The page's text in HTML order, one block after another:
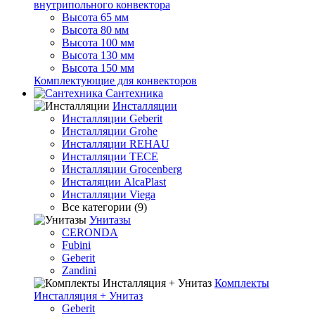
внутрипольного конвектора
Высота 65 мм
Высота 80 мм
Высота 100 мм
Высота 130 мм
Высота 150 мм
Комплектующие для конвекторов
Сантехника
Инсталляции
Инсталляции Geberit
Инсталляции Grohe
Инсталляции REHAU
Инсталляции TECE
Инсталляции Grocenberg
Инсталяции AlcaPlast
Инсталляции Viega
Все категории (9)
Унитазы
CERONDA
Fubini
Geberit
Zandini
Комплекты
Инсталляция + Унитаз
Geberit